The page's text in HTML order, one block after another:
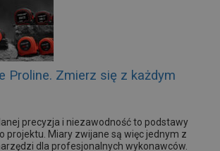
Proline. Zmierz się z każdym
precyzja i niezawodność to podstawy
projektu. Miary zwijane są więc jednym z
dla profesjonalnych wykonawców.